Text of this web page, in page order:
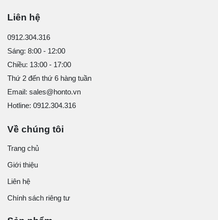
Liên hệ
0912.304.316
Sáng: 8:00 - 12:00
Chiều: 13:00 - 17:00
Thứ 2 đến thứ 6 hàng tuần
Email: sales@honto.vn
Hotline: 0912.304.316
Về chúng tôi
Trang chủ
Giới thiệu
Liên hệ
Chính sách riêng tư